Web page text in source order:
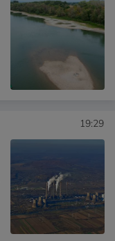
19:29